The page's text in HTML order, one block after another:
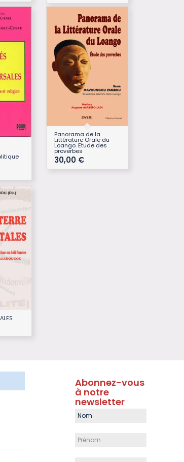
Panorama de la
Littérature Orale du
Loango. Etude des
proverbes
30,00 €
Abonnez-vous
à notre
newsletter